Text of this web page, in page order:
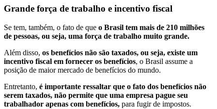
Grande força de trabalho e incentivo fiscal
Se tem, também, o fato de que o Brasil tem mais de 210 milhões
de pessoas, ou seja, uma força de trabalho muito grande.
Além disso, os benefícios não são taxados, ou seja, existe um
incentivo fiscal em fornecer os benefícios, o Brasil assume a
posição de maior mercado de benefícios do mundo.
Entretanto, é importante ressaltar que o fato dos benefícios não
serem taxados, não permite que uma empresa pague seu
trabalhador apenas com benefícios, para fugir de impostos.